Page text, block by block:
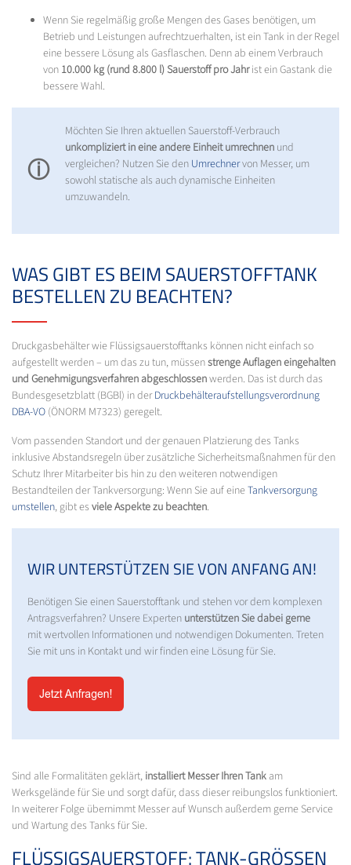
Wenn Sie regelmäßig große Mengen des Gases benötigen, um
Betrieb und Leistungen aufrechtzuerhalten, ist ein Tank in der Regel
eine bessere Lösung als Gasflaschen. Denn ab einem Verbrauch
von 10.000 kg (rund 8.800 l) Sauerstoff pro Jahrist ein Gastank die
bessere Wahl.
ⓘ
Möchten Sie Ihren aktuellen Sauerstoff-Verbrauch
unkompliziert in eine andere Einheit umrechnen und
vergleichen? Nutzen Sie den Umrechnervon Messer, um
sowohl statische als auch dynamische Einheiten
umzuwandeln.
WAS GIBT ES BEIM SAUERSTOFFTANK
BESTELLEN ZU BEACHTEN?
Druckgasbehälter wie Flüssigsauerstofftanks können nicht einfach so
aufgestellt werden – um das zu tun, müssenstrenge Auflagen eingehalten
und Genehmigungsverfahren abgeschlossenwerden. Das ist durch das
Bundesgesetzblatt (BGBl) in derDruckbehälteraufstellungsverordnung
DBA-VO (ÖNORM M7323) geregelt.
Vom passenden Standort und der genauen Platzierung des Tanks
inklusive Abstandsregeln über zusätzliche Sicherheitsmaßnahmen für den
Schutz Ihrer Mitarbeiter bis hin zu den weiteren notwendigen
Bestandteilen der Tankversorgung: Wenn Sie auf eineTankversorgung
umstellen, gibt es viele Aspekte zu beachten.
WIR UNTERSTÜTZEN SIE VON ANFANG AN!
Benötigen Sie einen Sauerstofftank und stehen vor dem komplexen
Antragsverfahren? Unsere Experten unterstützen Sie dabei gerne
mit wertvollen Informationen und notwendigen Dokumenten. Treten
Sie mit uns in Kontakt und wir finden eine Lösung für Sie.
Sind alle Formalitäten geklärt, installiert Messer Ihren Tankam
Werksgelände für Sie und sorgt dafür, dass dieser reibungslos funktioniert.
In weiterer Folge übernimmt Messer auf Wunsch außerdem gerne Service
und Wartung des Tanks für Sie.
FLÜSSIGSAUERSTOFF: TANK-GRÖSSEN U